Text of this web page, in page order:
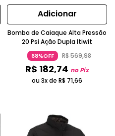
Adicionar
Bomba de Caiaque Alta Pressão
20 Psi Ação Dupla Itiwit
68%OFF R$569,98
R$ 182,74 no Pix
ou 3x de R$ 71,66